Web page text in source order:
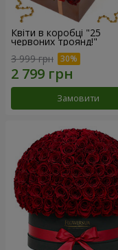
Квіти в коробці "25
червоних троянд!"
3 999 грн
Замовити